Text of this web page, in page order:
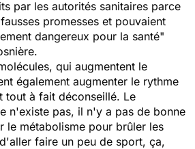
par les autorités sanitaires parce
promesses et pouvaient
dangereux pour la santé"
qui augmentent le
également augmenter le rythme
tout à fait déconseillé. Le
n'existe pas, il n'y a pas de bonne
le métabolisme pour brûler les
faire un peu de sport, ça,